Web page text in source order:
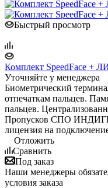
Быстрый просмотр
Комплект SpeedFace
Уточняйте у менеджера
Биометрический
отпечаткам пальцев.
пальцев.
Пропусков СПО
лицензия на
Отложить
Сравнить
Под заказ
Наши менеджеры
условия заказа